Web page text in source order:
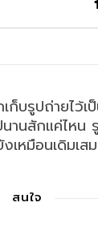
ก็บรูปถ่ายไว้เ
นานสักแค่ไหน
เหมือนเดิมเส
สนใจ